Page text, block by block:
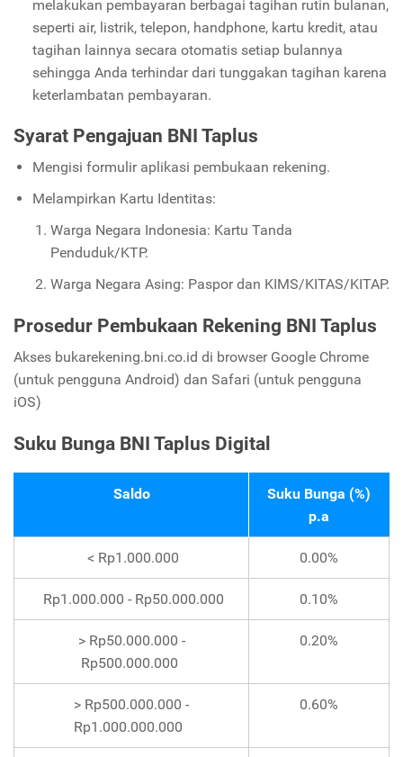
melakukan pembayaran berbagai tagihan rutin bulanan,
seperti air, listrik, telepon, handphone, kartu kredit, atau
tagihan lainnya secara otomatis setiap bulannya
sehingga Anda terhindar dari tunggakan tagihan karena
keterlambatan pembayaran.
Syarat Pengajuan BNI Taplus
Mengisi formulir aplikasi pembukaan rekening.
Melampirkan Kartu Identitas:
Warga Negara Indonesia: Kartu Tanda
Penduduk/KTP.
Warga Negara Asing: Paspor dan KIMS/KITAS/KITAP.
Prosedur Pembukaan Rekening BNI Taplus
Akses bukarekening.bni.co.id di browser Google Chrome
(untuk pengguna Android) dan Safari (untuk pengguna
iOS)
Suku Bunga BNI Taplus Digital
Saldo
Suku Bunga (%)
p.a
< Rp1.000.000 0.00%
Rp1.000.000 - Rp50.000.000 0.10%
> Rp50.000.000 -
Rp500.000.000
0.20%
> Rp500.000.000 -
Rp1.000.000.000
0.60%